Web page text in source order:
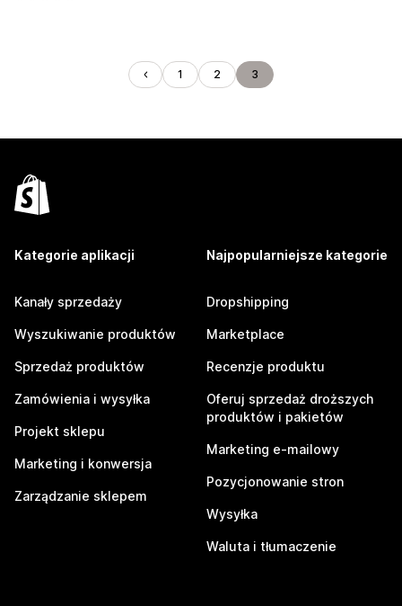
1 2 3
Kategorie aplikacji
Kanały sprzedaży
Wyszukiwanie produktów
Sprzedaż produktów
Zamówienia i wysyłka
Projekt sklepu
Marketing i konwersja
Zarządzanie sklepem
Najpopularniejsze kategorie
Dropshipping
Marketplace
Recenzje produktu
Oferuj sprzedaż droższych
produktów i pakietów
Marketing e-mailowy
Pozycjonowanie stron
Wysyłka
Waluta i tłumaczenie